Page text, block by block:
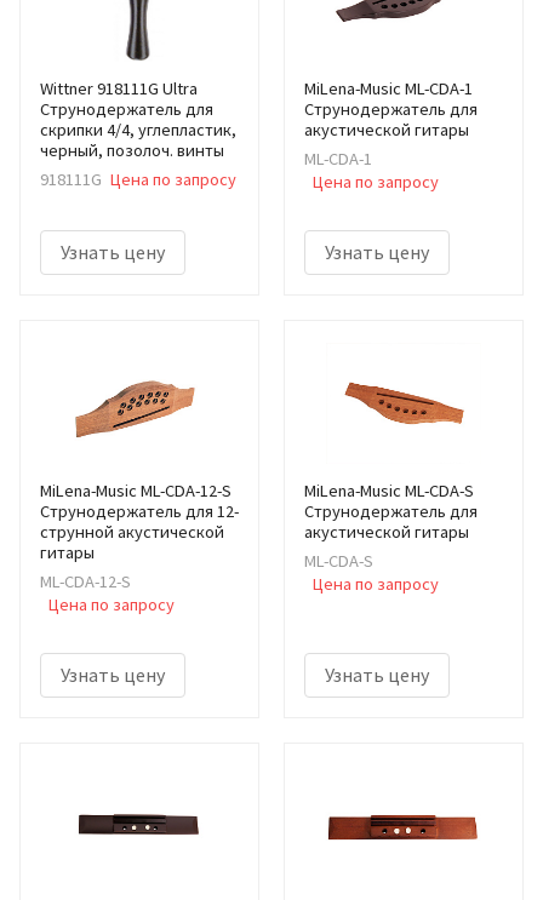
Wittner 918111G Ultra
Струнодержатель для
скрипки 4/4, углепластик,
черный, позолоч. винты
918111G Цена по запросу
Узнать цену
MiLena-Music ML-CDA-1
Струнодержатель для
акустической гитары
ML-CDA-1
Цена по запросу
Узнать цену
MiLena-Music ML-CDA-12-S
Струнодержатель для 12-
струнной акустической
гитары
ML-CDA-12-S
Цена по запросу
Узнать цену
MiLena-Music ML-CDA-S
Струнодержатель для
акустической гитары
ML-CDA-S
Цена по запросу
Узнать цену